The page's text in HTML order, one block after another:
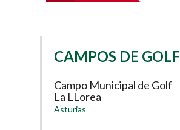
CAMPOS DE GOLF
Campo Municipal de Golf
La LLorea
Asturias